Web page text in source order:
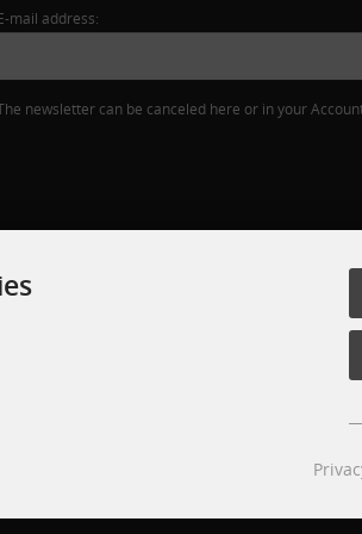
mail address:
newsletter can be canceled here or in your
Preise entsprechen dem bisherigen Preis jaeger-